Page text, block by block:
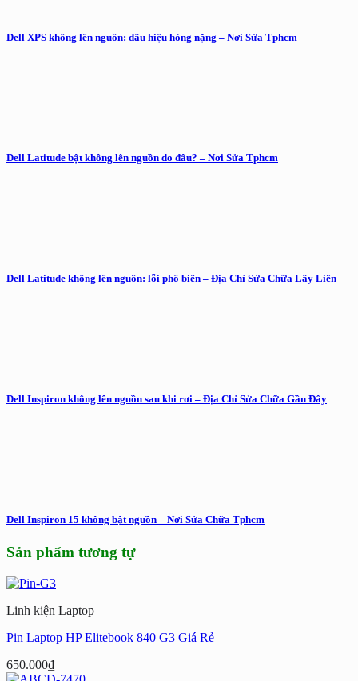
Dell XPS không lên nguồn: dấu hiệu hỏng nặng – Nơi Sửa Tphcm
Dell Latitude bật không lên nguồn do đâu? – Nơi Sửa Tphcm
Dell Latitude không lên nguồn: lỗi phổ biến – Địa Chỉ Sửa Chữa Lấy Liền
Dell Inspiron không lên nguồn sau khi rơi – Địa Chỉ Sửa Chữa Gần Đây
Dell Inspiron 15 không bật nguồn – Nơi Sửa Chữa Tphcm
Sản phẩm tương tự
Linh kiện Laptop
Pin Laptop HP Elitebook 840 G3 Giá Rẻ
650.000₫